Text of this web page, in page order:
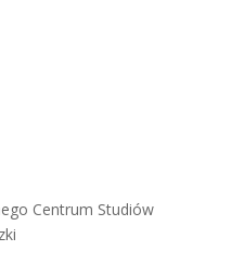
Centrum Studiów